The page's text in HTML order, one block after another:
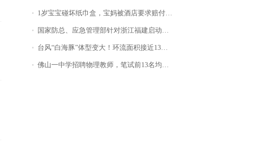
1岁宝宝碰坏纸巾盒，宝妈被酒店要求赔付924元！三亚一酒店回复：骨瓷定制！网友一查价格，吵翻了
国家防总、应急管理部针对浙江福建启动防汛防台风四级应急响应
台风“白海豚”体型变大！环流面积接近13个浙江那么大
佛山一中学招聘物理教师，笔试前13名均遭淘汰？教育局：已叫停招聘，成立调查组全面核查